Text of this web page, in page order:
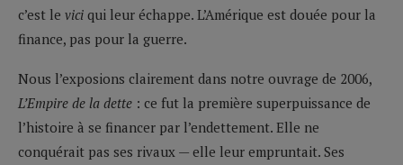
c’est le vici qui leur échappe. L’Amérique est douée pour la
finance, pas pour la guerre.
Nous l’exposions clairement dans notre ouvrage de 2006,
L’Empire de la dette : ce fut la première superpuissance de
l’histoire à se financer par l’endettement. Elle ne
conquérait pas ses rivaux — elle leur empruntait. Ses